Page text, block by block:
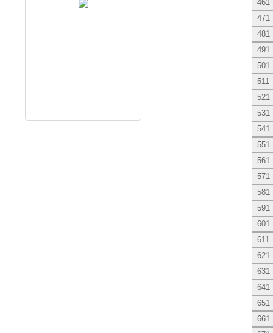
461
471
481
491
501
511
521
531
541
551
561
571
581
591
601
611
621
631
641
651
661